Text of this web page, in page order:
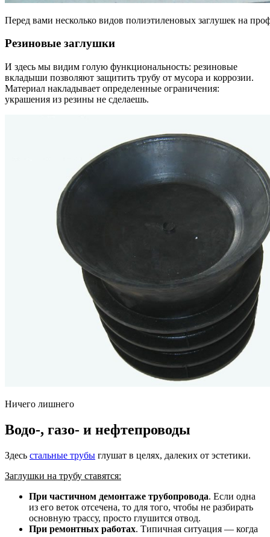
Перед вами несколько видов полиэтиленовых заглушек на
Резиновые заглушки
И здесь мы видим голую функциональность: резиновые
вкладыши позволяют защитить трубу от мусора и коррозии.
Материал накладывает определенные ограничения:
украшения из резины не сделаешь.
Ничего лишнего
Водо-, газо- и нефтепроводы
Здесь стальные трубы глушат в целях, далеких от эстетики.
Заглушки на трубу ставятся:
При частичном демонтаже трубопровода. Если одна
из его веток отсечена, то для того, чтобы не разбирать
основную трассу, просто глушится отвод.
При ремонтных работах. Типичная ситуация — когда